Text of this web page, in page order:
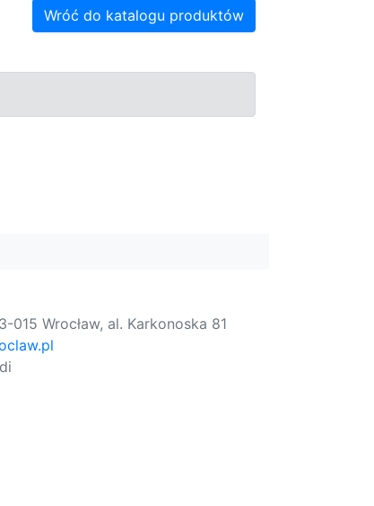
Wróć do katalogu produktów
015 Wrocław, al. Karkonoska 81